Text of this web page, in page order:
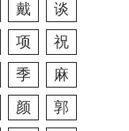
戴
谈
项
祝
季
麻
颜
郭